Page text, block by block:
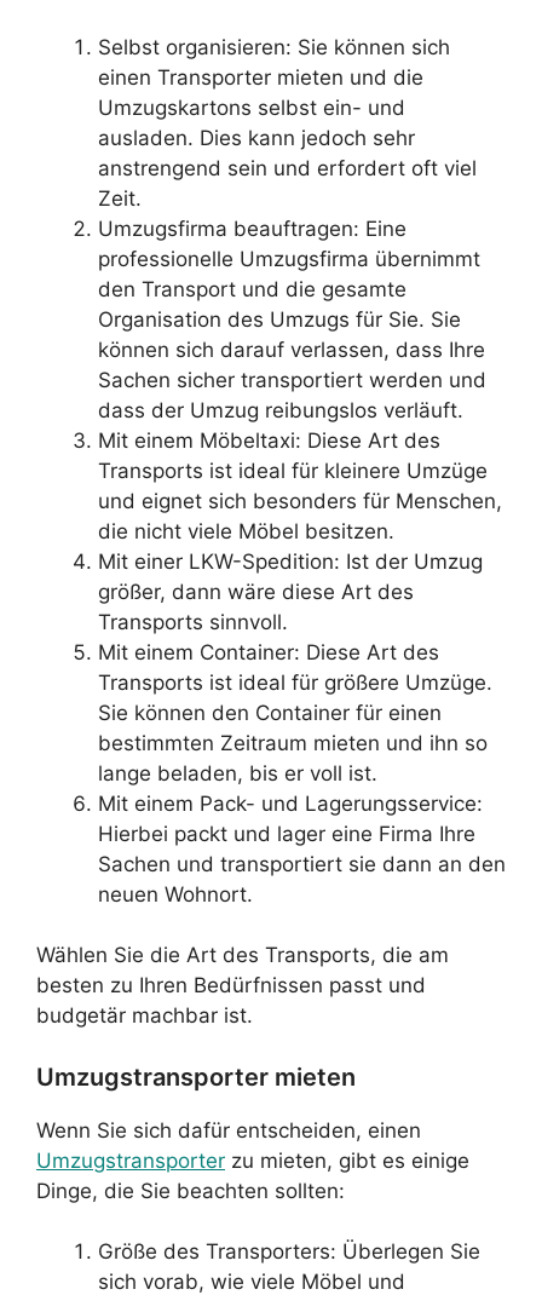
Selbst organisieren: Sie können sich
einen Transporter mieten und die
Umzugskartons selbst ein- und
ausladen. Dies kann jedoch sehr
anstrengend sein und erfordert oft viel
Zeit.
Umzugsfirma beauftragen: Eine
professionelle Umzugsfirma übernimmt
den Transport und die gesamte
Organisation des Umzugs für Sie. Sie
können sich darauf verlassen, dass Ihre
Sachen sicher transportiert werden und
dass der Umzug reibungslos verläuft.
Mit einem Möbeltaxi: Diese Art des
Transports ist ideal für kleinere Umzüge
und eignet sich besonders für Menschen,
die nicht viele Möbel besitzen.
Mit einer LKW-Spedition: Ist der Umzug
größer, dann wäre diese Art des
Transports sinnvoll.
Mit einem Container: Diese Art des
Transports ist ideal für größere Umzüge.
Sie können den Container für einen
bestimmten Zeitraum mieten und ihn so
lange beladen, bis er voll ist.
Mit einem Pack- und Lagerungsservice:
Hierbei packt und lager eine Firma Ihre
Sachen und transportiert sie dann an den
neuen Wohnort.
Wählen Sie die Art des Transports, die am
besten zu Ihren Bedürfnissen passt und
budgetär machbar ist.
Umzugstransporter mieten
Wenn Sie sich dafür entscheiden, einen
Umzugstransporter zu mieten, gibt es einige
Dinge, die Sie beachten sollten:
Größe des Transporters: Überlegen Sie
sich vorab, wie viele Möbel und